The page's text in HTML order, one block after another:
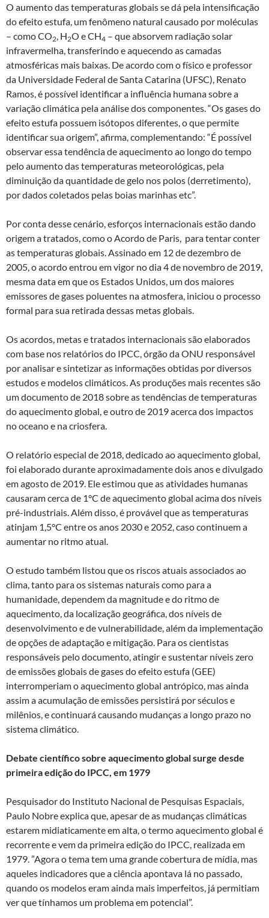
O aumento das temperaturas globais se dá pela intensificação
do efeito estufa, um fenômeno natural causado por moléculas
– como CO2, H2O e CH4 – que absorvem radiação solar
infravermelha, transferindo e aquecendo as camadas
atmosféricas mais baixas. De acordo com o físico e professor
da Universidade Federal de Santa Catarina (UFSC), Renato
Ramos, é possível identificar a influência humana sobre a
variação climática pela análise dos componentes. “Os gases do
efeito estufa possuem isótopos diferentes, o que permite
identificar sua origem”, afirma, complementando: “É possível
observar essa tendência de aquecimento ao longo do tempo
pelo aumento das temperaturas meteorológicas, pela
diminuição da quantidade de gelo nos polos (derretimento),
por dados coletados pelas boias marinhas etc”.
Por conta desse cenário, esforços internacionais estão dando
origem a tratados, como o Acordo de Paris, para tentar conter
as temperaturas globais. Assinado em 12 de dezembro de
2005, o acordo entrou em vigor no dia 4 de novembro de 2019,
mesma data em que os Estados Unidos, um dos maiores
emissores de gases poluentes na atmosfera, iniciou o processo
formal para sua retirada dessas metas globais.
Os acordos, metas e tratados internacionais são elaborados
com base nos relatórios do IPCC, órgão da ONU responsável
por analisar e sintetizar as informações obtidas por diversos
estudos e modelos climáticos. As produções mais recentes são
um documento de 2018 sobre as tendências de temperaturas
do aquecimento global, e outro de 2019 acerca dos impactos
no oceano e na criosfera.
O relatório especial de 2018, dedicado ao aquecimento global,
foi elaborado durante aproximadamente dois anos e divulgado
em agosto de 2019. Ele estimou que as atividades humanas
causaram cerca de 1°C de aquecimento global acima dos níveis
pré-industriais. Além disso, é provável que as temperaturas
atinjam 1,5°C entre os anos 2030 e 2052, caso continuem a
aumentar no ritmo atual.
O estudo também listou que os riscos atuais associados ao
clima, tanto para os sistemas naturais como para a
humanidade, dependem da magnitude e do ritmo de
aquecimento, da localização geográfica, dos níveis de
desenvolvimento e de vulnerabilidade, além da implementação
de opções de adaptação e mitigação. Para os cientistas
responsáveis pelo documento, atingir e sustentar níveis zero
de emissões globais de gases do efeito estufa (GEE)
interromperiam o aquecimento global antrópico, mas ainda
assim a acumulação de emissões persistirá por séculos e
milênios, e continuará causando mudanças a longo prazo no
sistema climático.
Debate científico sobre aquecimento global surge desde
primeira edição do IPCC, em 1979
Pesquisador do Instituto Nacional de Pesquisas Espaciais,
Paulo Nobre explica que, apesar de as mudanças climáticas
estarem midiaticamente em alta, o termo aquecimento global é
recorrente e vem da primeira edição do IPCC, realizada em
1979. ”Agora o tema tem uma grande cobertura de mídia, mas
aqueles indicadores que a ciência apontava lá no passado,
quando os modelos eram ainda mais imperfeitos, já permitiam
ver que tínhamos um problema em potencial”.